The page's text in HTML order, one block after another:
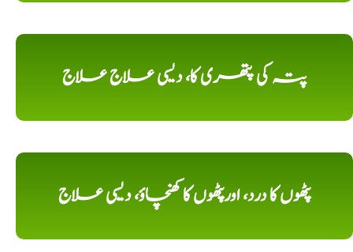
پتہ کی پتھری کا، دیسی علاج علاج
پٹھوں کا درد، اورپٹھوں کا کھنچاؤ، دیسی علاج